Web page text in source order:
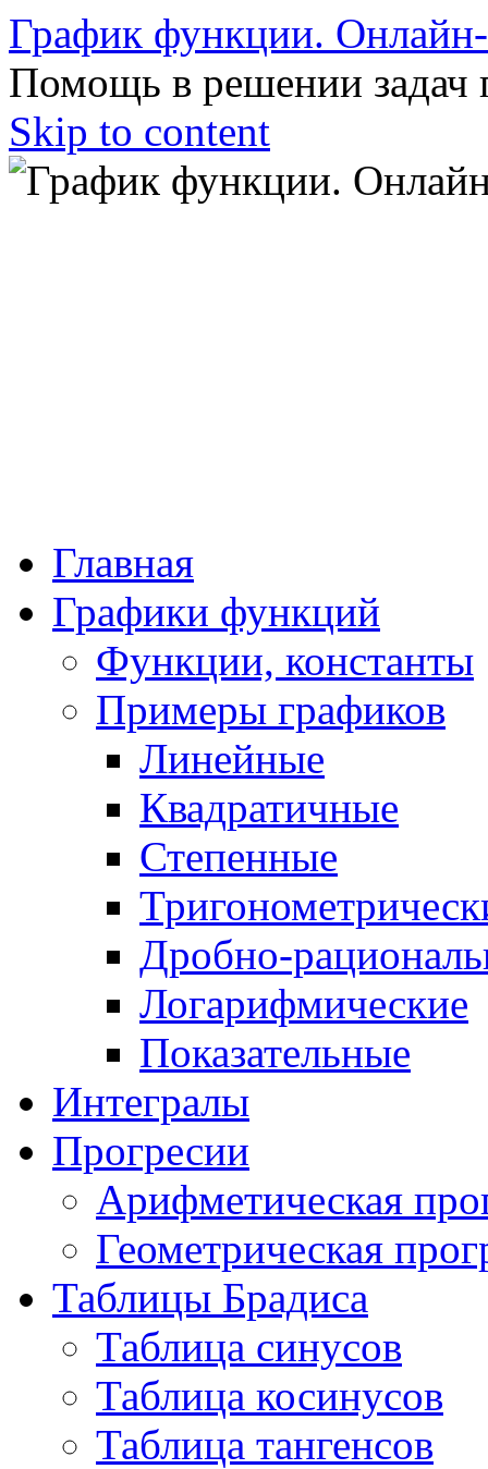
График функции.
Помощь в решении задач
Skip to content
Главная
Графики функций
Функции, константы
Примеры графиков
Линейные
Квадратичные
Степенные
Дробно-
Логарифмические
Показательные
Интегралы
Прогресии
Арифметическая
Геометрическая
Таблицы Брадиса
Таблица синусов
Таблица косинусов
Таблица тангенсов